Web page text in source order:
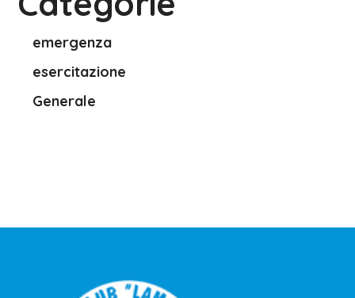
emergenza
esercitazione
Generale